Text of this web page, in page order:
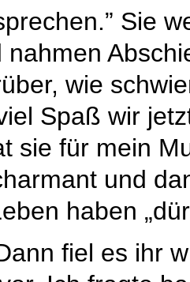
Sie
nahmen
wie
Spaß wir
sie für mein
und
haben
fiel es ihr